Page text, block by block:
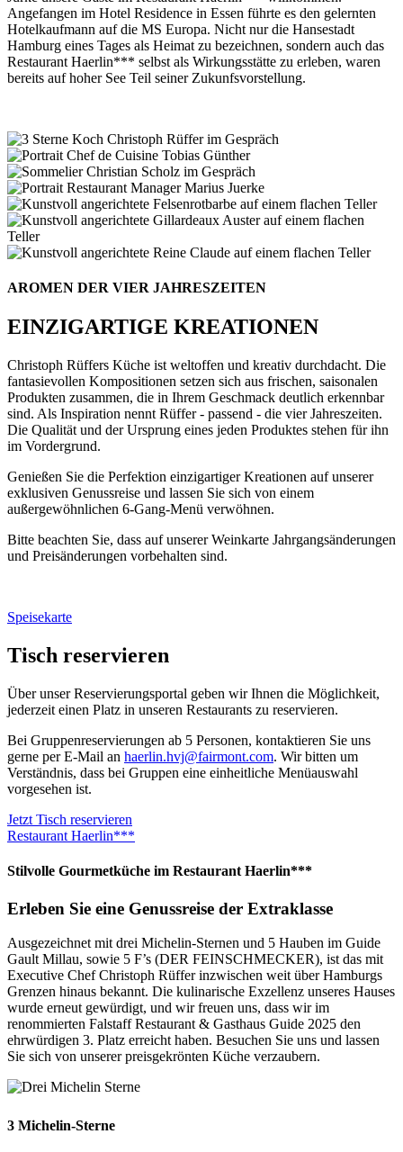
Angefangen im Hotel Residence in Essen führte es den gelernten
Hotelkaufmann auf die MS Europa. Nicht nur die Hansestadt
Hamburg eines Tages als Heimat zu bezeichnen, sondern auch das
Restaurant Haerlin*** selbst als Wirkungsstätte zu erleben, waren
bereits auf hoher See Teil seiner Zukunfsvorstellung.
AROMEN DER VIER JAHRESZEITEN
EINZIGARTIGE KREATIONEN
Christoph Rüffers Küche ist weltoffen und kreativ durchdacht. Die
fantasievollen Kompositionen setzen sich aus frischen, saisonalen
Produkten zusammen, die in Ihrem Geschmack deutlich erkennbar
sind. Als Inspiration nennt Rüffer - passend - die vier Jahreszeiten.
Die Qualität und der Ursprung eines jeden Produktes stehen für ihn
im Vordergrund.
Genießen Sie die Perfektion einzigartiger Kreationen auf unserer
exklusiven Genussreise und lassen Sie sich von einem
außergewöhnlichen 6-Gang-Menü verwöhnen.
Bitte beachten Sie, dass auf unserer Weinkarte Jahrgangsänderungen
und Preisänderungen vorbehalten sind.
Speisekarte
Tisch reservieren
Über unser Reservierungsportal geben wir Ihnen die Möglichkeit,
jederzeit einen Platz in unseren Restaurants zu reservieren.
Bei Gruppenreservierungen ab 5 Personen, kontaktieren Sie uns
gerne per E-Mail an haerlin.hvj@fairmont.com. Wir bitten um
Verständnis, dass bei Gruppen eine einheitliche Menüauswahl
vorgesehen ist.
Jetzt Tisch reservieren
Restaurant Haerlin***
Stilvolle Gourmetküche im Restaurant Haerlin***
Erleben Sie eine Genussreise der Extraklasse
Ausgezeichnet mit drei Michelin-Sternen und 5 Hauben im Guide
Gault Millau, sowie 5 F’s (DER FEINSCHMECKER), ist das mit
Executive Chef Christoph Rüffer inzwischen weit über Hamburgs
Grenzen hinaus bekannt. Die kulinarische Exzellenz unseres Hauses
wurde erneut gewürdigt, und wir freuen uns, dass wir im
renommierten Falstaff Restaurant & Gasthaus Guide 2025 den
ehrwürdigen 3. Platz erreicht haben. Besuchen Sie uns und lassen
Sie sich von unserer preisgekrönten Küche verzaubern.
3 Michelin-Sterne